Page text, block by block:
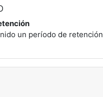
un período de retención